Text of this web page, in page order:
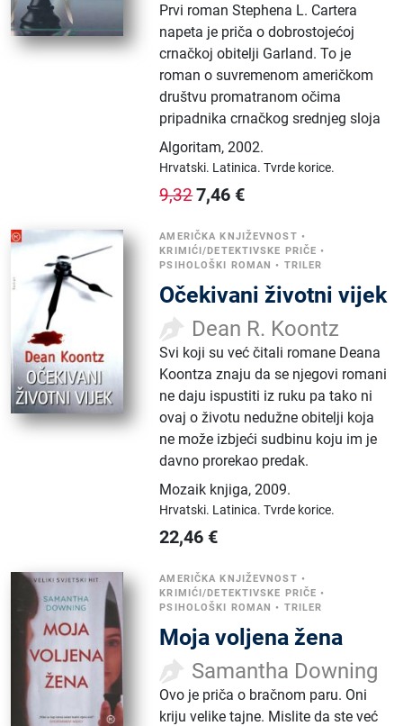
Prvi roman Stephena L. Cartera
napeta je priča o dobrostojećoj
crnačkoj obitelji Garland. To je
roman o suvremenom američkom
društvu promatranom očima
pripadnika crnačkog srednjeg sloja
Algoritam,2002.
Hrvatski. Latinica.Tvrde korice.
9,327,46 €
AMERIČKA KNJIŽEVNOST •
KRIMIĆI/DETEKTIVSKE PRIČE •
PSIHOLOŠKI ROMAN • TRILER
Očekivani životni vijek
Dean R. Koontz
Svi koji su već čitali romane Deana
Koontza znaju da se njegovi romani
ne daju ispustiti iz ruku pa tako ni
ovaj o životu nedužne obitelji koja
ne može izbjeći sudbinu koju im je
davno prorekao predak.
Mozaik knjiga,2009.
Hrvatski. Latinica.Tvrde korice.
22,46 €
AMERIČKA KNJIŽEVNOST •
KRIMIĆI/DETEKTIVSKE PRIČE •
PSIHOLOŠKI ROMAN • TRILER
Moja voljena žena
Samantha Downing
Ovo je priča o bračnom paru. Oni
kriju velike tajne. Mislite da ste već